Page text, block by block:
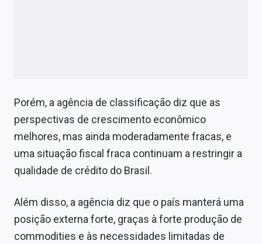
Porém, a agência de classificação diz que as
perspectivas de crescimento econômico
melhores, mas ainda moderadamente fracas, e
uma situação fiscal fraca continuam a restringir a
qualidade de crédito do Brasil.
Além disso, a agência diz que o país manterá uma
posição externa forte, graças à forte produção de
commodities e às necessidades limitadas de